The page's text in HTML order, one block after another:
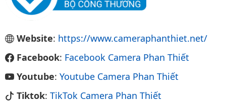
Website: https://www.cameraphanthiet.net/
Facebook: Facebook Camera Phan Thiết
Youtube: Youtube Camera Phan Thiết
Tiktok: TikTok Camera Phan Thiết